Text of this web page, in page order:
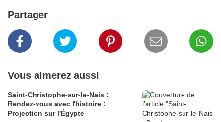
Partager
Vous aimerez aussi
Saint-Christophe-sur-le-Nais :
Rendez-vous avec l'histoire :
Projection sur l'Égypte